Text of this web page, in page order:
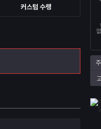
커스텀 수랭